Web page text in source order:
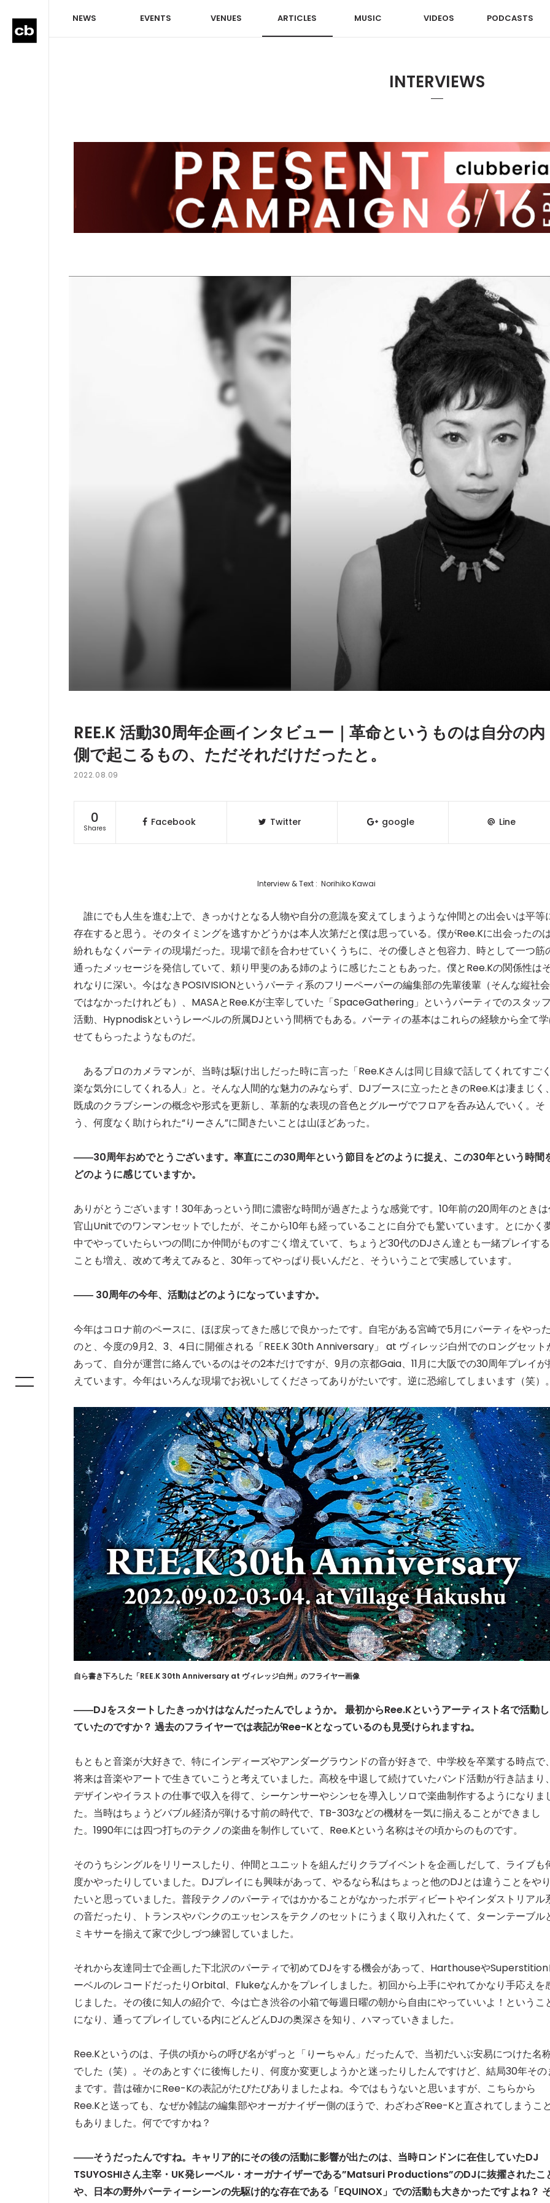
NEWS EVENTS VENUES ARTICLES MUSIC VIDEOS PODCASTS
INTERVIEWS
REE.K 活動30周年企画インタビュー｜革命というものは自分の内
側で起こるもの、ただそれだけだったと。
2022.08.09
0
Shares
Facebook Twitter google Line
Interview & Text : Norihiko Kawai
誰にでも人生を進む上で、きっかけとなる人物や自分の意識を変えてしまうような仲間との出会いは平等
存在すると思う。そのタイミングを逃すかどうかは本人次第だと僕は思っている。僕がRee.Kに出会ったの
紛れもなくパーティの現場だった。現場で顔を合わせていくうちに、その優しさと包容力、時として一つ筋
通ったメッセージを発信していて、頼り甲斐のある姉のように感じたこともあった。僕とRee.Kの関係性は
れなりに深い。今はなきPOSIVISIONというパーティ系のフリーペーパーの編集部の先輩後輩（そんな縦社会
ではなかったけれども）、MASAとRee.Kが主宰していた「SpaceGathering」というパーティでのスタッ
活動、Hypnodiskというレーベルの所属DJという間柄でもある。パーティの基本はこれらの経験から全て
せてもらったようなものだ。
あるプロのカメラマンが、当時は駆け出しだった時に言った「Ree.Kさんは同じ目線で話してくれてすご
楽な気分にしてくれる人」と。そんな人間的な魅力のみならず、DJブースに立ったときのRee.Kは凄まじく
既成のクラブシーンの概念や形式を更新し、革新的な表現の音色とグルーヴでフロアを呑み込んでいく。そ
う、何度なく助けられた“りーさん”に聞きたいことは山ほどあった。
――30周年おめでとうございます。率直にこの30周年という節目をどのように捉え、この30年という時間
どのように感じていますか。
ありがとうございます！30年あっという間に濃密な時間が過ぎたような感覚です。10年前の20周年のとき
官山Unitでのワンマンセットでしたが、そこから10年も経っていることに自分でも驚いています。とにかく
中でやっていたらいつの間にか仲間がものすごく増えていて、ちょうど30代のDJさん達とも一緒プレイする
ことも増え、改めて考えてみると、30年ってやっぱり長いんだと、そういうことで実感しています。
―― 30周年の今年、活動はどのようになっていますか。
今年はコロナ前のペースに、ほぼ戻ってきた感じで良かったです。自宅がある宮崎で5月にパーティをやっ
のと、今度の9月2、3、4日に開催される「REE.K 30th Anniversary」 at ヴィレッジ白州でのロングセット
あって、自分が運営に絡んでいるのはその2本だけですが、9月の京都Gaia、11月に大阪での30周年プレイが
えています。今年はいろんな現場でお祝いしてくださってありがたいです。逆に恐縮してしまいます（笑）
自ら書き下ろした「REE.K 30th Anniversary at ヴィレッジ白州」のフライヤー画像
――DJをスタートしたきっかけはなんだったんでしょうか。 最初からRee.Kというアーティスト名で活動し
ていたのですか？ 過去のフライヤーでは表記がRee-Kとなっているのも見受けられますね。
もともと音楽が大好きで、特にインディーズやアンダーグラウンドの音が好きで、中学校を卒業する時点で
将来は音楽やアートで生きていこうと考えていました。高校を中退して続けていたバンド活動が行き詰まり
デザインやイラストの仕事で収入を得て、シーケンサーやシンセを導入しソロで楽曲制作するようになりま
た。当時はちょうどバブル経済が弾ける寸前の時代で、TB-303などの機材を一気に揃えることができまし
た。1990年には四つ打ちのテクノの楽曲を制作していて、Ree.Kという名称はその頃からのものです。
そのうちシングルをリリースしたり、仲間とユニットを組んだりクラブイベントを企画しだして、ライブも
度かやったりしていました。DJプレイにも興味があって、やるなら私はちょっと他のDJとは違うことをや
たいと思っていました。普段テクノのパーティではかかることがなかったボディビートやインダストリアル
の音だったり、トランスやパンクのエッセンスをテクノのセットにうまく取り入れたくて、ターンテーブル
ミキサーを揃えて家で少しづつ練習していました。
それから友達同士で企画した下北沢のパーティで初めてDJをする機会があって、Harthouseや
ーベルのレコードだったりOrbital、Flukeなんかをプレイしました。初回から上手にやれてかなり手応えを
じました。その後に知人の紹介で、今は亡き渋谷の小箱で毎週日曜の朝から自由にやっていいよ！というこ
になり、通ってプレイしている内にどんどんDJの奥深さを知り、ハマっていきました。
Ree.Kというのは、子供の頃からの呼び名がずっと「りーちゃん」だったんで、当初だいぶ安易につけた名
でした（笑）。そのあとすぐに後悔したり、何度か変更しようかと迷ったりしたんですけど、結局30年その
まです。昔は確かにRee-Kの表記がたびたびありましたよね。今ではもうないと思いますが、こちらから
Ree.Kと送っても、なぜか雑誌の編集部やオーガナイザー側のほうで、わざわざRee-Kと直されてしまうこ
もありました。何でですかね？
――そうだったんですね。キャリア的にその後の活動に影響が出たのは、当時ロンドンに在住していたDJ
TSUYOSHIさん主宰・UK発レーベル・オーガナイザーである”Matsuri Productions”のDJに抜擢されたこ
や、日本の野外パーティーシーンの先駆け的な存在である「EQUINOX」での活動も大きかったですよね？